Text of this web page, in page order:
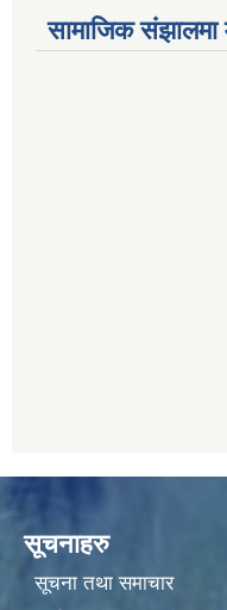
सामाजिक संझालमा
सूचनाहरु
सूचना तथा समाचार